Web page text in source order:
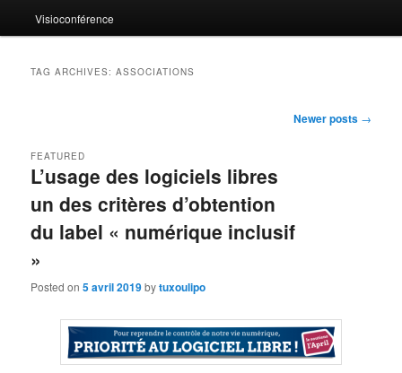
Visioconférence
TAG ARCHIVES:ASSOCIATIONS
Newer posts →
L’usage des logiciels libres
un des critères d’obtention
du label « numérique inclusif
»
FEATURED
Posted on5 avril 2019bytuxoulipo